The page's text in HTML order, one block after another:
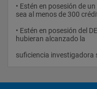
• Estén en posesión de
sea al menos de 300
• Estén en posesión del
hubieran alcanzado la
suficiencia